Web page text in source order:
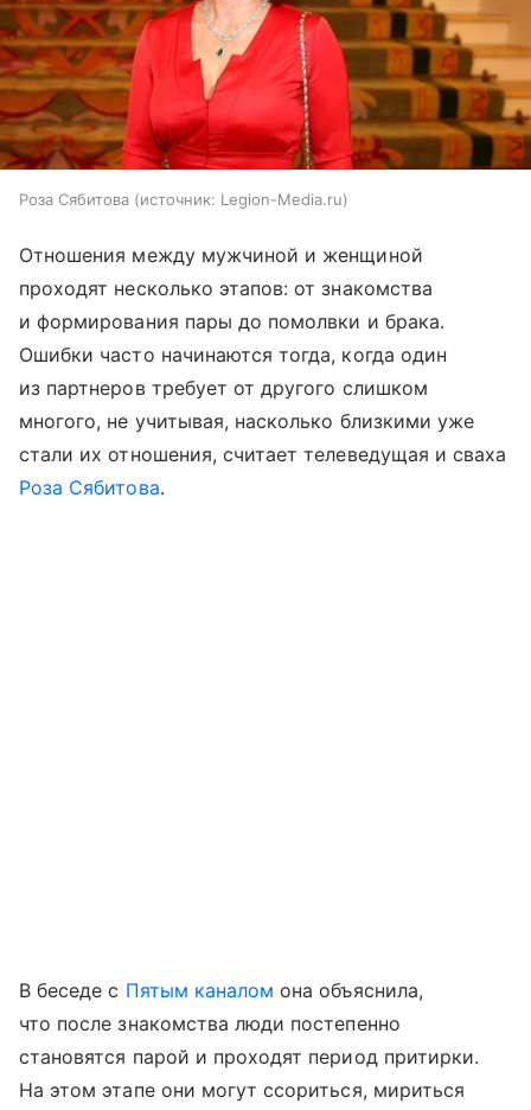
Роза Сябитова источник: Legion-Media.ru
Отношения между мужчиной и женщиной
проходят несколько этапов: от знакомства
и формирования пары до помолвки и брака.
Ошибки часто начинаются тогда, когда один
из партнеров требует от другого слишком
многого, не учитывая, насколько близкими уже
стали их отношения, считает телеведущая и сваха
Роза Сябитова.
В беседе с Пятым каналом она объяснила,
что после знакомства люди постепенно
становятся парой и проходят период притирки.
На этом этапе они могут ссориться, мириться